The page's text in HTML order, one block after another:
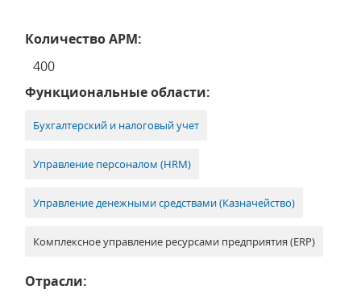
Количество АРМ:
400
Функциональные области:
Бухгалтерский и налоговый учет
Управление персоналом (HRM)
Управление денежными средствами (Казначейство)
Комплексное управление ресурсами предприятия (ERP)
Отрасли: